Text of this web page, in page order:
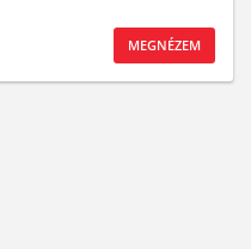
MEGNÉZEM